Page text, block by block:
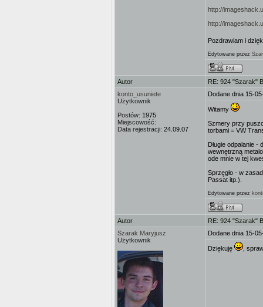
http://
http://
Pozdrawiam i
Edytowane przez
Autor
RE: 924 "Szarak"
konto_usuniete
Użytkownik
Postów: 1975
Miejscowość:
Data rejestracji: 24.09.07
Dodane dnia 15-
Witamy
Szmery przy
torbami = VW
Długie odpalanie
wewnętrzną
ode mnie w tej
Sprzęgło - w
Passat itp.).
Edytowane przez
Autor
RE: 924 "Szarak"
Szarak Maryjusz
Użytkownik
Dodane dnia 15-
Dziękuję ,